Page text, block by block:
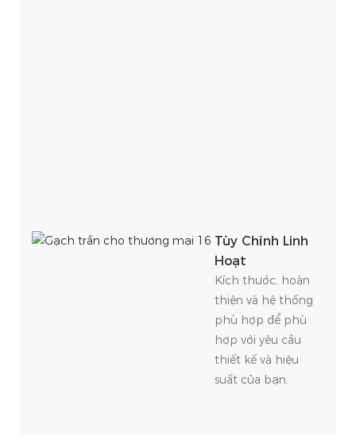
Tùy Chỉnh Linh
Hoạt
Kích thước, hoàn
thiện và hệ thống
phù hợp để phù
hợp với yêu cầu
thiết kế và hiệu
suất của bạn.